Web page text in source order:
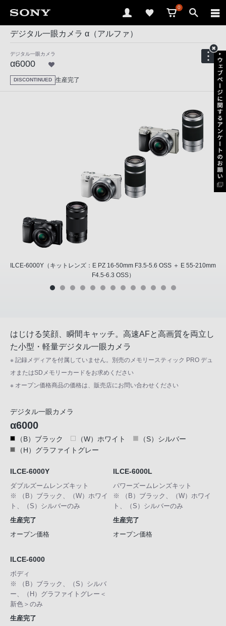
0
デジタル一眼カメラ α（アルファ）
デジタル一眼カメラ
α6000
DISCONTINUED 生産完了
ILCE-6000Y（キットレンズ：E PZ 16-50mm F3.5-5.6 OSS ＋ E 55-210mm
F4.5-6.3 OSS）
はじける笑顔、瞬間キャッチ。高速AFと高画質を両立し
た小型・軽量デジタル一眼カメラ
※ 記録メディアを付属していません。別売のメモリースティック PRO デュ
オまたはSDメモリーカードをお求めください
※ オープン価格商品の価格は、販売店にお問い合わせください
デジタル一眼カメラ
α6000
（B）ブラック （W）ホワイト
（S）シルバー
（H）グラファイトグレー
ILCE-6000Y
ダブルズームレンズキット
※ （B）ブラック、（W）ホワイ
ト、（S）シルバーのみ
生産完了
オープン価格
ILCE-6000L
パワーズームレンズキット
※ （B）ブラック、（W）ホワイ
ト、（S）シルバーのみ
生産完了
オープン価格
ILCE-6000
ボディ
※ （B）ブラック、（S）シルバ
ー、（H）グラファイトグレー＜
新色＞のみ
生産完了